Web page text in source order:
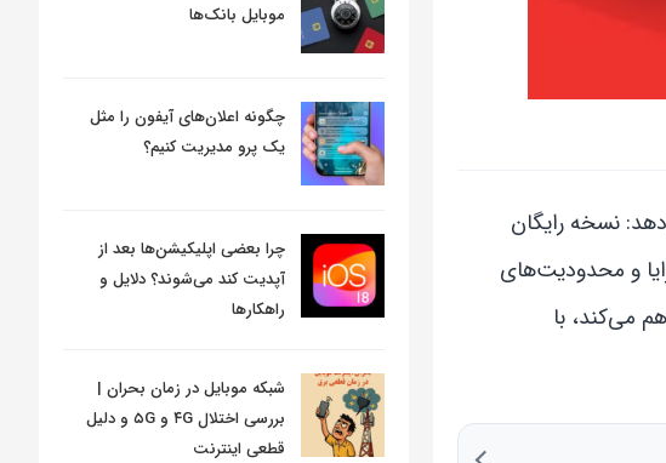
نسخه رایگان
و محدودیت‌های
می‌کند، با
موبایل بانک‌ها
چگونه اعلان‌های آیفون را مثل
یک پرو مدیریت کنیم؟
چرا بعضی اپلیکیشن‌ها بعد از
آپدیت کند می‌شوند؟ دلایل و
راهکارها
شبکه موبایل در زمان بحران |
بررسی اختلال ۴G و ۵G و دلیل
قطعی اینترنت